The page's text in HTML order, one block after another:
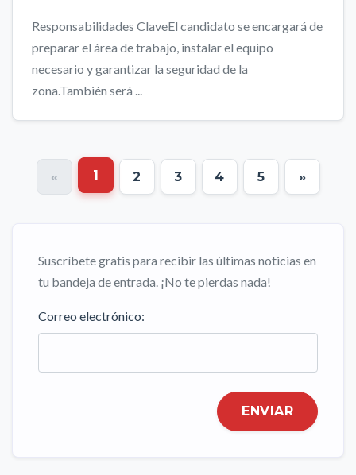
Responsabilidades ClaveEl candidato se encargará de
preparar el área de trabajo, instalar el equipo
necesario y garantizar la seguridad de la
zona.También será ...
« 1 2 3 4 5 »
Suscríbete gratis para recibir las últimas noticias en
tu bandeja de entrada. ¡No te pierdas nada!
Correo electrónico:
ENVIAR